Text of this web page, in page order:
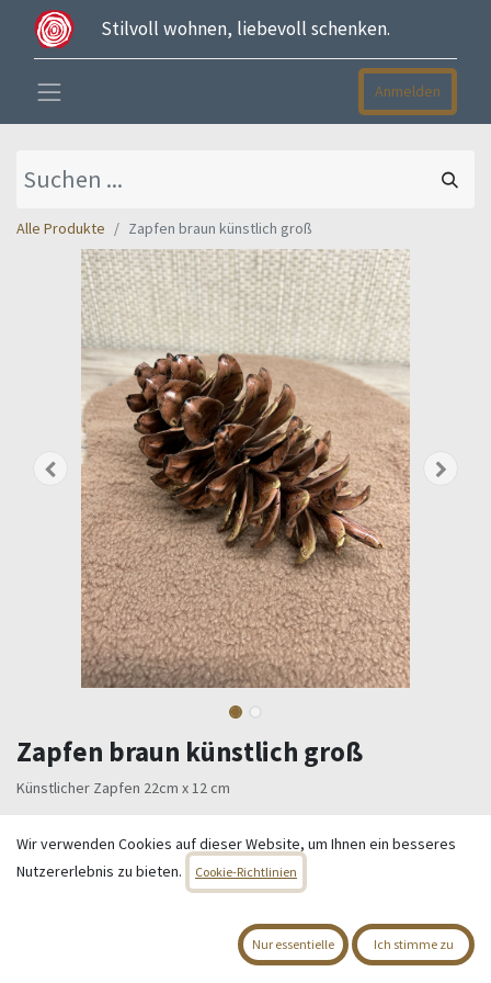
Stilvoll wohnen, liebevoll schenken.
Anmelden
Alle Produkte Zapfen braun künstlich groß
Zapfen braun künstlich groß
Künstlicher Zapfen 22cm x 12 cm
12,95 Alle Preise inkl. MwSt. zzgl. Versandkosten
IN DEN WARENKORB
Wir verwenden Cookies auf dieser Website, um Ihnen ein besseres
Nutzererlebnis zu bieten.
Cookie-Richtlinien
Nur essentielle Ich stimme zu